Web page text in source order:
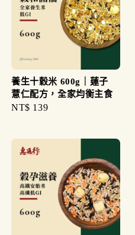
養生十穀米 600g｜蓮子
薏仁配方，全家均衡主食
Regular
NT$ 139